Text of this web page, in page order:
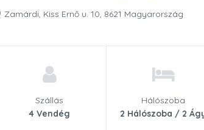
Zamárdi, Kiss Ernő u. 10, 8621 Magyarország
Szállás
4 Vendég
Hálószoba
2 Hálószoba / 2